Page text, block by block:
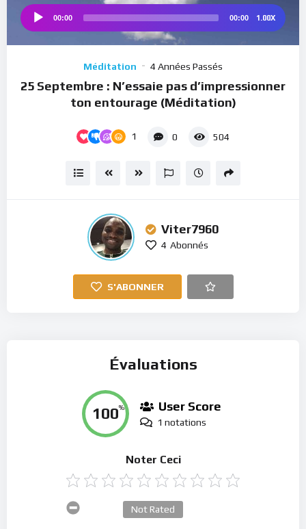
00:00 00:00 1.00X
Méditation 4 Années Passés
25 Septembre : N’essaie pas d’impressionner
ton entourage (Méditation)
1 0 504
Viter7960
4 Abonnés
S'ABONNER
Évaluations
100% User Score
1 notations
Noter Ceci
Not Rated